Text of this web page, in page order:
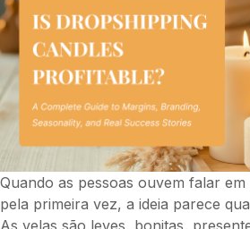
Quando as pessoas ouvem falar
pela primeira vez, a ideia parece
As velas são leves, bonitas,